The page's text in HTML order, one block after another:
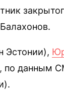
Эстонии),
по данным